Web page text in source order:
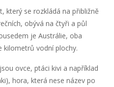
který se rozkládá na přibližně
obývá na čtyři a půl
je Austrálie, oba
kilometrů vodní plochy.
jsou ovce, ptáci kivi a například
hora, která nese název po